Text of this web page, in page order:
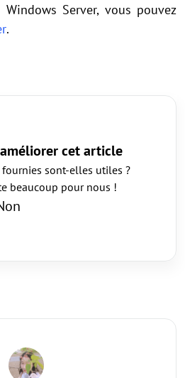
Server, vous pouvez
.
cet article
sont-elles utiles ?
beaucoup pour nous !